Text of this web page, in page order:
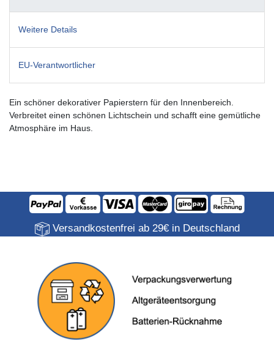
Weitere Details
EU-Verantwortlicher
Ein schöner dekorativer Papierstern für den Innenbereich.
Verbreitet einen schönen Lichtschein und schafft eine gemütliche
Atmosphäre im Haus.
Versandkostenfrei ab 29€ in Deutschland